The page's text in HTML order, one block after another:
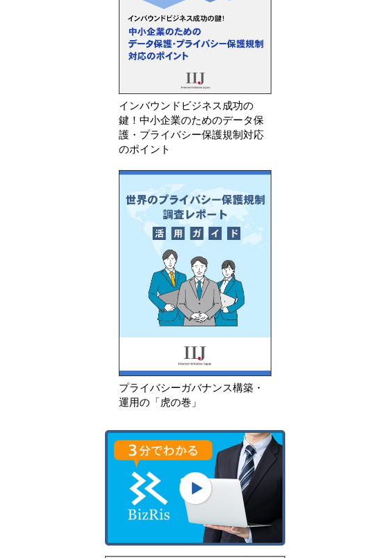
インバウンドビジネス成功の
鍵！中小企業のためのデータ保
護・プライバシー保護規制対応
のポイント
プライバシーガバナンス構築・
運用の「虎の巻」